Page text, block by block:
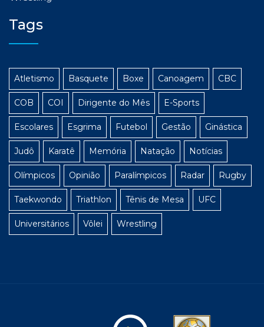
Tags
Atletismo Basquete Boxe Canoagem CBC
COB COI Dirigente do Mês E-Sports
Escolares Esgrima Futebol Gestão Ginástica
Judô Karatê Memória Natação Notícias
Olímpicos Opinião Paralímpicos Radar Rugby
Taekwondo Triathlon Tênis de Mesa UFC
Universitários Vôlei Wrestling